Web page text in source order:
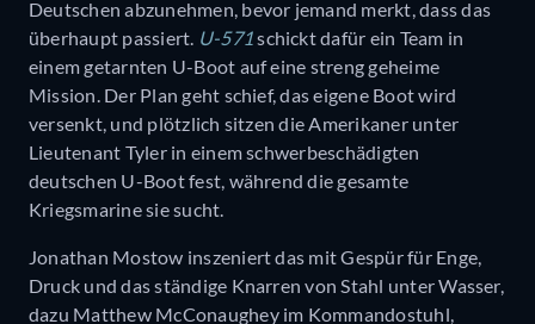
Deutschen abzunehmen, bevor jemand merkt, dass das
überhaupt passiert. U-571schickt dafür ein Team in
einem getarnten U-Boot auf eine streng geheime
Mission. Der Plan geht schief, das eigene Boot wird
versenkt, und plötzlich sitzen die Amerikaner unter
Lieutenant Tyler in einem schwerbeschädigten
deutschen U-Boot fest, während die gesamte
Kriegsmarine sie sucht.
Jonathan Mostow inszeniert das mit Gespür für Enge,
Druck und das ständige Knarren von Stahl unter Wasser,
dazu Matthew McConaughey im Kommandostuhl,